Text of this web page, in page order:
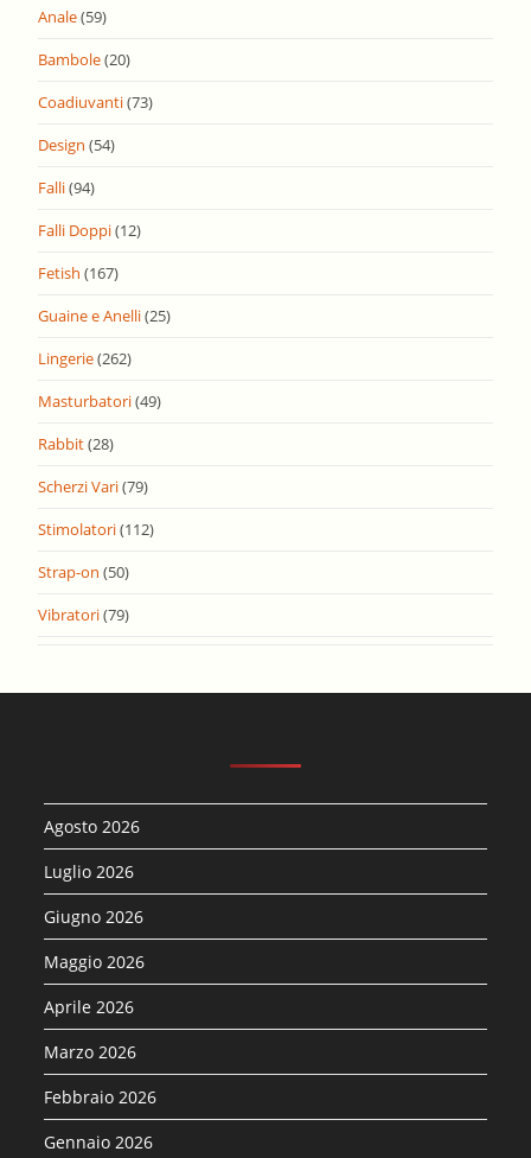
Anale(59)
Bambole(20)
Coadiuvanti(73)
Design (54)
Falli(94)
Falli Doppi(12)
Fetish (167)
Guaine e Anelli(25)
Lingerie(262)
Masturbatori(49)
Rabbit(28)
Scherzi Vari(79)
Stimolatori(112)
Strap-on (50)
Vibratori(79)
Agosto 2026
Luglio 2026
Giugno 2026
Maggio 2026
Aprile 2026
Marzo 2026
Febbraio 2026
Gennaio 2026